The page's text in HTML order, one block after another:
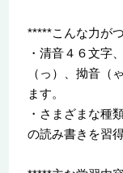
*****こんな力が
・清音４６文字
（っ）、拗音（
ます。
・さまざまな種
の読み書きを習得